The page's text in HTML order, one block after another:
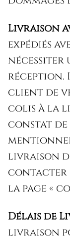
Livraison
expédiés
nécessiter
réception.
client de
colis à la
constat de
livraison
contacter
la page «
Délais de
livraison